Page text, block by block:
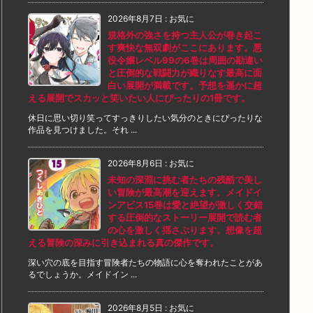
2026年8月7日 : お気に
規格外の強さを持つ主人公が巻き起こ
す爽快な無双劇がここにあります。悪
役令嬢レベル99の6巻は周囲の勘違い
と圧倒的な戦闘力が織りなす最高に面
白い展開が満載です。予想を遥かに超
える展開でスカッと笑いたい人にぴったりの1冊です。
休日に思い切り笑ってすっきりしたい気分のときにぴったりな
作品を見つけました。それ ...
2026年8月6日 : お気に
未知の深淵に挑む者たちの残酷で美し
い冒険が最高潮を迎えます。メイドイ
ンアビス15巻は愛と絶望が激しく交錯
する圧倒的なストーリー展開で読む者
の心を激しく揺さぶります。想像を超
える冒険の深みに引き込まれる真の傑作です。
深い穴の底を目指す冒険者たちの物語に心を奪われたことがあ
るでしょうか。メイドイン ...
2026年8月5日 : お気に